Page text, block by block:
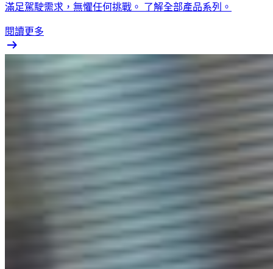
滿足駕駛需求，無懼任何挑戰。 了解全部產品系列。
閱讀更多